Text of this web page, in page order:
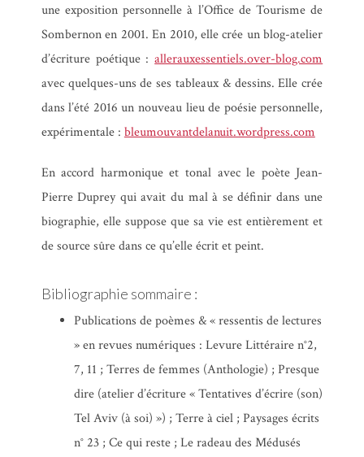
une exposition personnelle à l’Office de Tourisme de
Sombernon en 2001. En 2010, elle crée un blog-atelier
d’écriture poétique :allerauxessentiels.over-blog.com
avec quelques-uns de ses tableaux & dessins. Elle crée
dans l’été 2016 un nouveau lieu de poésie personnelle,
expérimentale : bleumouvantdelanuit.wordpress.com
En accord harmonique et tonal avec le poète Jean-
Pierre Duprey qui avait du mal à se définir dans une
biographie, elle suppose que sa vie est entièrement et
de source sûre dans ce qu’elle écrit et peint.
Bibliographie sommaire :
Publications de poèmes & « ressentis de lectures
» en revues numériques : Levure Littéraire n°2,
7, 11 ; Terres de femmes (Anthologie) ; Presque
dire (atelier d’écriture « Tentatives d’écrire (son)
Tel Aviv (à soi) ») ; Terre à ciel ; Paysages écrits
n° 23 ; Ce qui reste ; Le radeau des Médusés